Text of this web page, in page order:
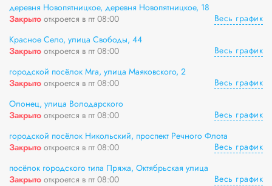
деревня Новопятницкое, деревня Новопятницкое, 18
Закрыто откроется в пт 08:00
Весь график
Красное Село, улица Свободы, 44
Закрыто откроется в пт 08:00
Весь график
городской посёлок Мга, улица Маяковского, 2
Закрыто откроется в пт 08:00
Весь график
Олонец, улица Володарского
Закрыто откроется в пт 08:00
Весь график
городской посёлок Никольский, проспект Речного Флота
Закрыто откроется в пт 08:00
Весь график
посёлок городского типа Пряжа, Октябрьская улица
Закрыто откроется в пт 08:00
Весь график